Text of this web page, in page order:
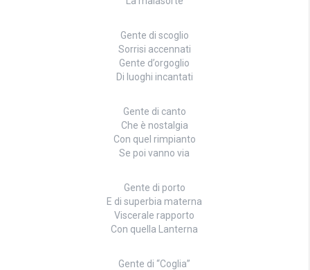
Gente di scoglio
Sorrisi accennati
Gente d’orgoglio
Di luoghi incantati
Gente di canto
Che è nostalgia
Con quel rimpianto
Se poi vanno via
Gente di porto
E di superbia materna
Viscerale rapporto
Con quella Lanterna
Gente di “Coglia”